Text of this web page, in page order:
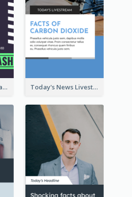
Cyber Vibe Mega Sale Instagram Stories Design Today's News Livestream Instagram Story